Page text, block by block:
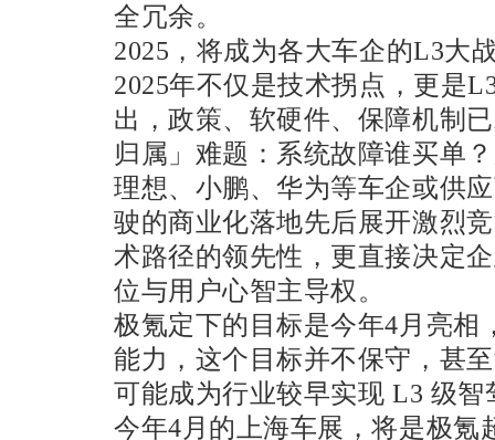
全冗余。
2025，将成为各大车企的L3大
2025年不仅是技术拐点，更是
出，政策、软硬件、保障机制
归属」难题：系统故障谁买单
理想、小鹏、华为等车企或供
驶的商业化落地先后展开激烈
术路径的领先性，更直接决定
位与用户心智主导权。
极氪定下的目标是今年4月亮相
能力，这个目标并不保守，甚
可能成为行业较早实现 L3 级智
今年4月的上海车展，将是极氪